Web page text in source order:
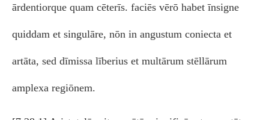
ārdentiorque quam cēterīs. faciēs vērō habet īnsigne
quiddam et singulāre, nōn in angustum coniecta et
artāta, sed dīmissa līberius et multārum stēllārum
amplexa regiōnem.